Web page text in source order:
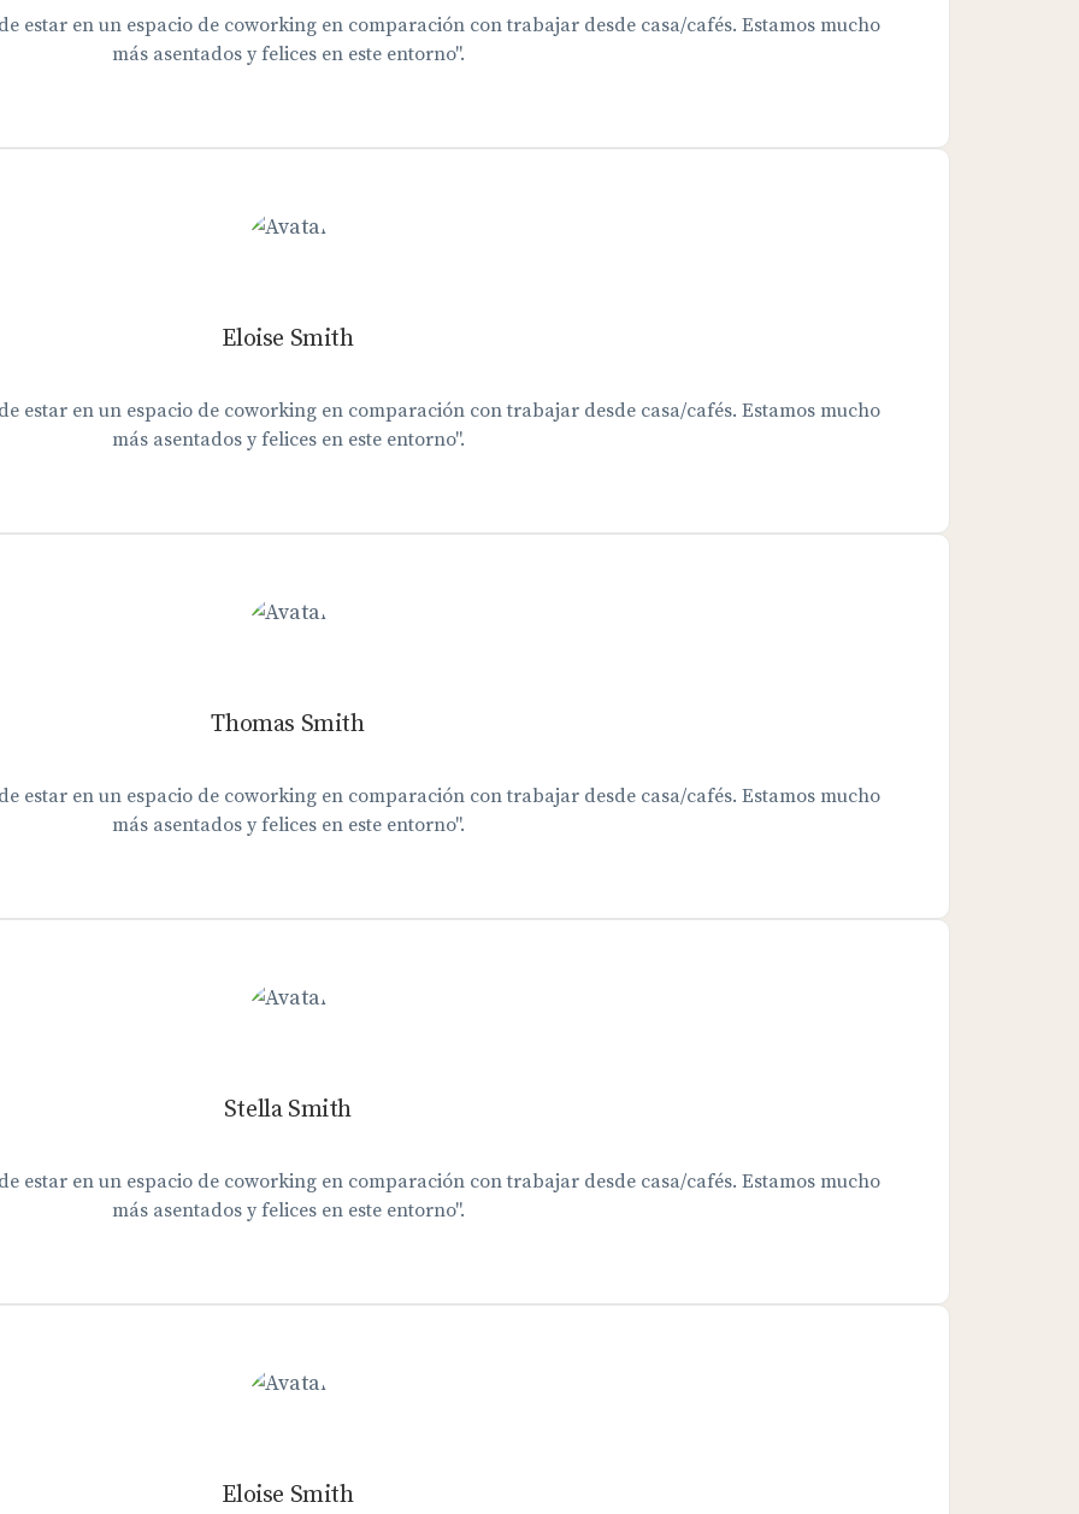
estar en un espacio de coworking en comparación con trabajar desde casa/cafés. Estamos mucho
más asentados y felices en este entorno".
Eloise Smith
estar en un espacio de coworking en comparación con trabajar desde casa/cafés. Estamos mucho
más asentados y felices en este entorno".
Thomas Smith
estar en un espacio de coworking en comparación con trabajar desde casa/cafés. Estamos mucho
más asentados y felices en este entorno".
Stella Smith
estar en un espacio de coworking en comparación con trabajar desde casa/cafés. Estamos mucho
más asentados y felices en este entorno".
Eloise Smith